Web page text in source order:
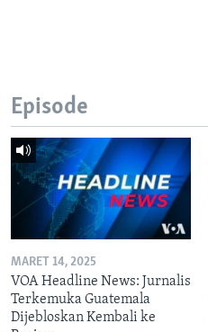
Episode
MARET 14, 2025
VOA Headline News: Jurnalis
Terkemuka Guatemala
Dijebloskan Kembali ke